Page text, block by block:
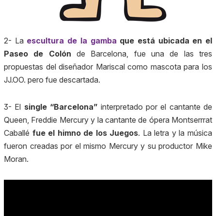
2- La escultura de la gamba que está ubicada en el
Paseo de Colón de Barcelona, fue una de las tres
propuestas del diseñador Mariscal como mascota para los
JJ.OO. pero fue descartada.
3- El single “Barcelona” interpretado por el cantante de
Queen, Freddie Mercury y la cantante de ópera Montserrrat
Caballé fue el himno de los Juegos. La letra y la música
fueron creadas por el mismo Mercury y su productor Mike
Moran.